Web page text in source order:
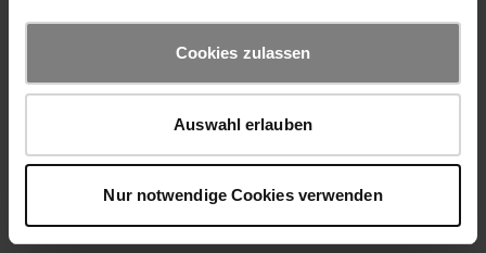
Cookies zulassen
Auswahl erlauben
Nur notwendige Cookies verwenden